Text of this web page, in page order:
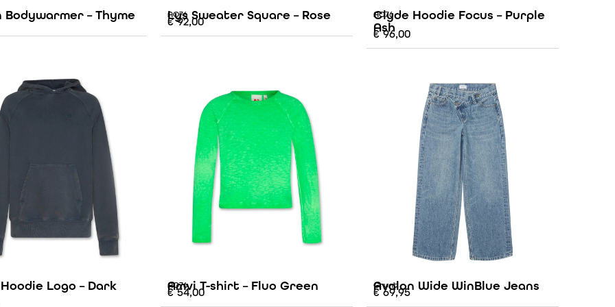
Bodywarmer – Thyme AO76
Lys Sweater Square – Rose
€92,00 AO76
Clyde Hoodie Focus – Purple
Ash
€96,00
Logo – Dark
AO76
Amvi T-shirt – Fluo Green
€54,00 Grunt
Avalon Wide WinBlue Jeans
€69,95